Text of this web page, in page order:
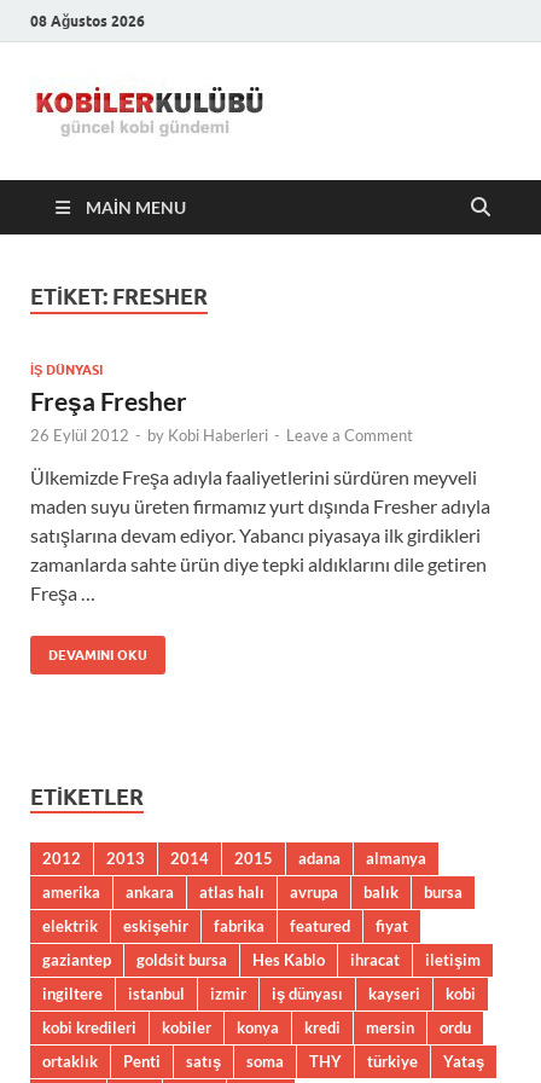
08 Ağustos 2026
Kulübü –
En Güncel
MAIN MENU
ETIKET: FRESHER
İŞ DÜNYASI
Freşa Fresher
26 Eylül 2012 - by Kobi Haberleri - Leave a Comment
Ülkemizde Freşa adıyla faaliyetlerini sürdüren meyveli
maden suyu üreten firmamız yurt dışında Fresher adıyla
satışlarına devam ediyor. Yabancı piyasaya ilk girdikleri
zamanlarda sahte ürün diye tepki aldıklarını dile getiren
Freşa …
DEVAMINI OKU
ETIKETLER
2012 2013 2014 2015 adana
almanya
amerika
ankara atlas halı avrupa balık
bursa
elektrik
eskişehir fabrika featured
fiyat
gaziantep
goldsit bursa Hes Kablo ihracat
iletişim
ingiltere
istanbul izmir iş dünyası kayseri
kobi
kobi kredileri
kobiler konya kredi mersin
ordu
ortaklık
Penti satış soma THY türkiye Yataş